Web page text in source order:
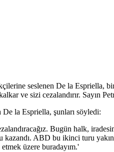
seslenen De la Espriella,
ve sizi cezalandırır. Sayın
la Espriella, şunları söyledi:
Bugün halk,
kazandı. ABD bu ikinci turu
üzere buradayım.'